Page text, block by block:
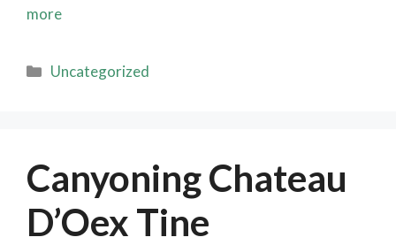
more
Uncategorized
Canyoning Chateau
D’Oex Tine